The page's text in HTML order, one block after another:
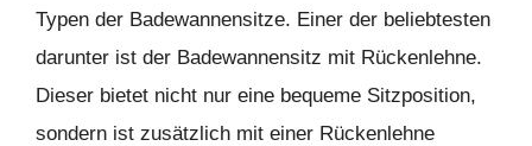
Typen der Badewannensitze. Einer der beliebtesten
darunter ist der Badewannensitz mit Rückenlehne.
Dieser bietet nicht nur eine bequeme Sitzposition,
sondern ist zusätzlich mit einer Rückenlehne